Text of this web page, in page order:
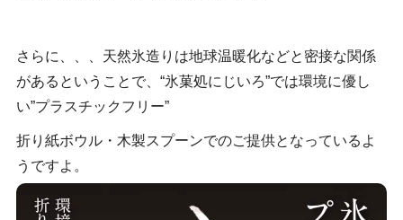
さらに、、、天然氷造りは地球温暖化などと密接な関係
があるということで、“氷菓処にじいろ”では環境に優し
い”プラスチックフリー”
折り紙ボウル・木製スプーンでのご提供となっているよ
うですよ。